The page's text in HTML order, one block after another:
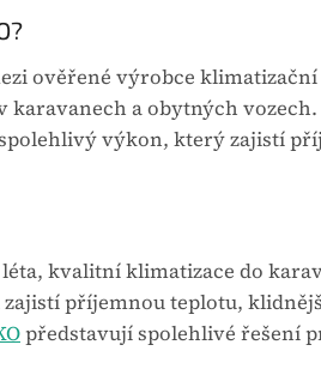
ověřené výrobce klimatizační
karavanech a obytných
výkon, který zajistí
kvalitní klimatizace do
zajistí příjemnou teplotu,
představují spolehlivé řešení